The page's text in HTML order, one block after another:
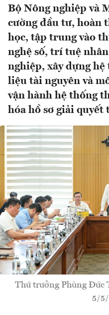
Bộ Nông nghiệp và
cường đầu tư, hoàn
học, tập trung vào
nghệ số, trí tuệ
nghiệp, xây dựng
liệu tài nguyên và
vận hành hệ thống
hóa hồ sơ giải
Thứ trưởng Phùng Đức
5/